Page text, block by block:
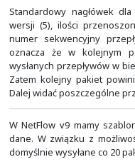
Wraz z wersją 9
informacji na
eksportować z
NetFlow. Niemniej,
eksportowane dane
jakim zostały